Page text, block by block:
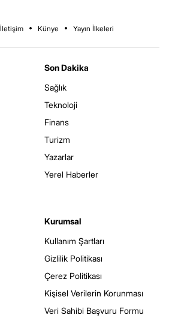
İletişim Künye Yayın İlkeleri
Son Dakika
Sağlık
Teknoloji
Finans
Turizm
Yazarlar
Yerel Haberler
Kurumsal
Kullanım Şartları
Gizlilik Politikası
Çerez Politikası
Kişisel Verilerin Korunması
Veri Sahibi Başvuru Formu